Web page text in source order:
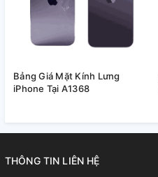
STT Model
3 M30/M305 |
Bảng Giá Mặt Kính Lưng
iPhone Tại A1368
THÔNG TIN LIÊN HỆ